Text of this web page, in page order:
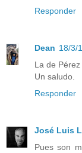
Responder
Dean 18/3/
La de
Un saludo.
Responder
José Luis
Pues son